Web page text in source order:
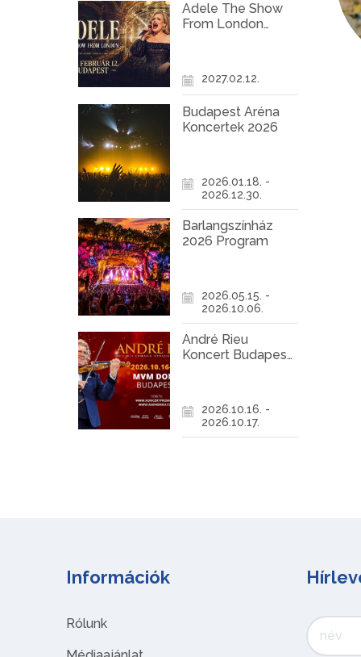
Adele The Show
From London
2027.02.12.
Budapest Aréna
Koncertek 2026
2026.01.18. -
2026.12.30.
Barlangszínház
2026 Program
2026.05.15. -
2026.10.06.
André Rieu
Koncert Budapest
2026.10.16. -
2026.10.17.
Információk
Rólunk